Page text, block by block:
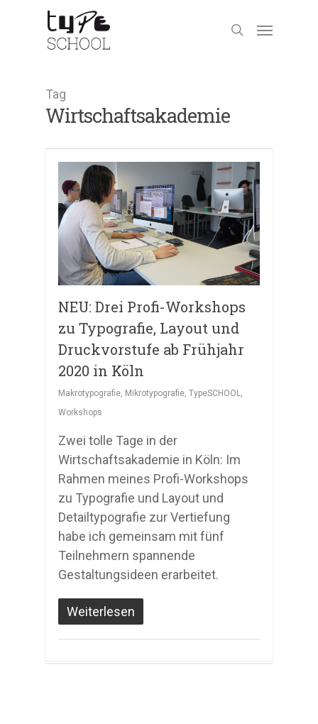
Tag
Wirtschaftsakademie
NEU: Drei Profi-Workshops
zu Typografie, Layout und
Druckvorstufe ab Frühjahr
2020 in Köln
Makrotypografie Mikrotypografie TypeSCHOOL
Workshops
Zwei tolle Tage in der
Wirtschaftsakademie in Köln: Im
Rahmen meines Profi-Workshops
zu Typografie und Layout und
Detailtypografie zur Vertiefung
habe ich gemeinsam mit fünf
Teilnehmern spannende
Gestaltungsideen erarbeitet.
Weiterlesen